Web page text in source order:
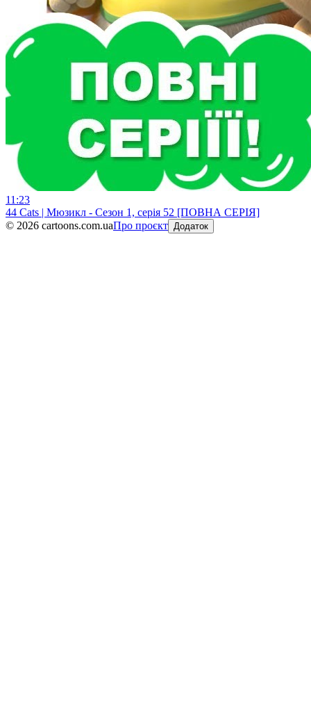
11:23
44 Cats | Мюзикл - Сезон 1, серія 52 [ПОВНА СЕРІЯ]
© 2026 cartoons.com.uaПро проєкт Додаток